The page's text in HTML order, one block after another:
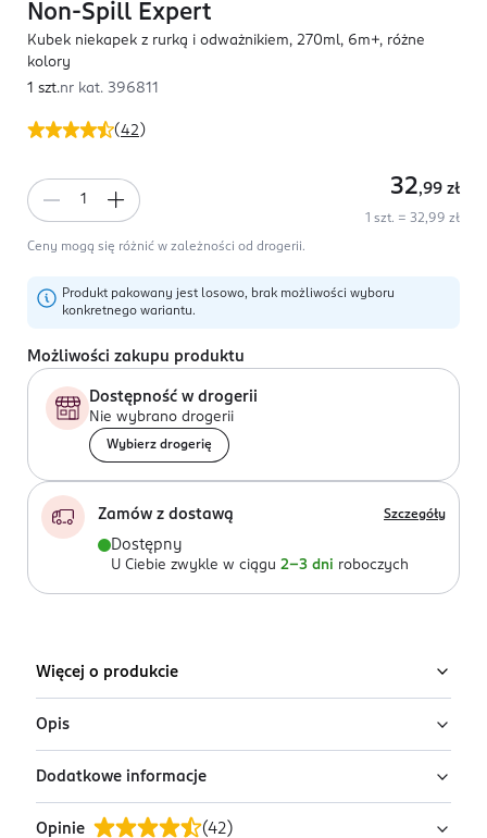
(42 )
Non-Spill Expert
Kubek niekapek z rurką i odważnikiem, 270ml, 6m+, różne
kolory
1 szt.nr kat. 396811
32,99 zł
1 szt. = 32,99 zł
Ceny mogą się różnić w zależności od drogerii.
Produkt pakowany jest losowo, brak możliwości wyboru
konkretnego wariantu.
Możliwości zakupu produktu
Dostępność w drogerii
Nie wybrano drogerii
Wybierz drogerię
Zamów z dostawą Szczegóły
Dostępny
U Ciebie zwykle w ciągu 2-3 dni roboczych
Więcej o produkcie
Opis
Uwaga: wysyłamy losowy wariant!
Produkt występuje w różnych wariantach i pakowany
Dodatkowe informacje
PRZYGOTOWANIE I STOSOWANIE
Opinie (42 )